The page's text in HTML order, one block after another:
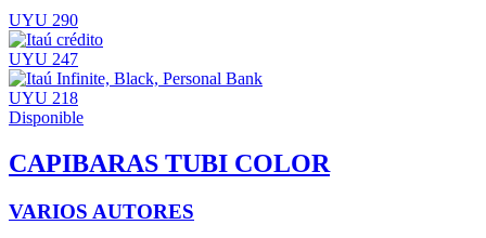
UYU 290
UYU 247
UYU 218
Disponible
CAPIBARAS TUBI COLOR
VARIOS AUTORES